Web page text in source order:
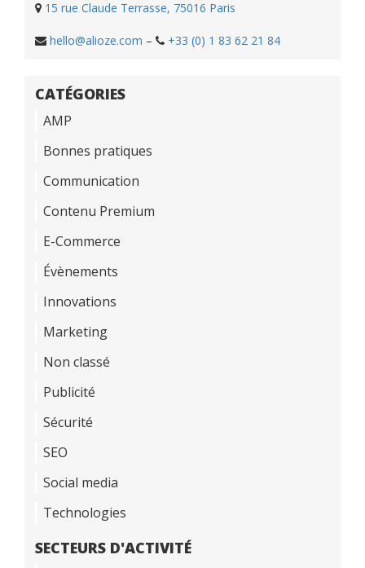
15 rue Claude Terrasse, 75016 Paris
hello@alioze.com – +33 (0) 1 83 62 21 84
CATÉGORIES
AMP
Bonnes pratiques
Communication
Contenu Premium
E-Commerce
Évènements
Innovations
Marketing
Non classé
Publicité
Sécurité
SEO
Social media
Technologies
SECTEURS D'ACTIVITÉ